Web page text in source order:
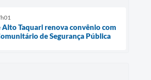
Taquari renova convênio com
de Segurança Pública